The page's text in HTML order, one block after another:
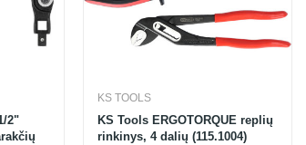
2"
KS TOOLS
KS Tools ERGOTORQUE replių
rinkinys, 4 dalių (115.1004)